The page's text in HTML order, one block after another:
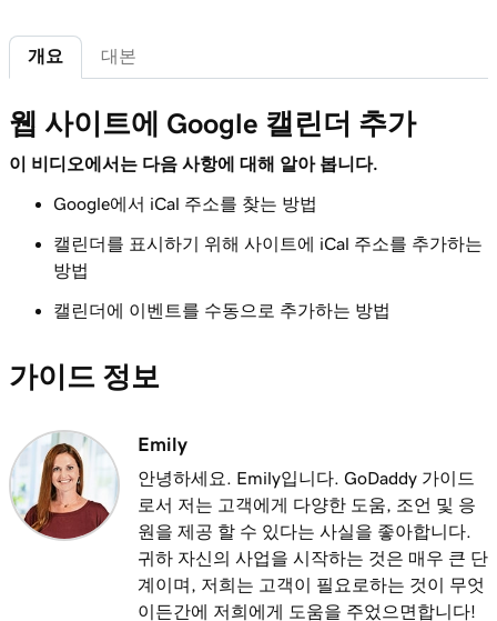
레슨 6(총 21)
내 웹 사이트 + 마케팅 사이트에 파비콘 추가
레슨 7(총 21)
다운로드 가능한 파일 추가
웹 사이트에 블로그 추가
레슨 9(총 21)
웹 사이트에 Google 캘린더 추가
내 웹 사이트에서 내 Outlook 캘린더 공유
레슨 12(총 21)
내 웹 사이트 + 마케팅 사이트에 메뉴 추가
3m 1s
레슨 13(총 21)
음식점 예약 추가
1m 24s
개요 대본
웹 사이트에 Google 캘린더 추가
이 비디오에서는 다음 사항에 대해 알아 봅니다.
Google에서 iCal 주소를 찾는 방법
캘린더를 표시하기 위해 사이트에 iCal 주소를 추가하는
방법
캘린더에 이벤트를 수동으로 추가하는 방법
가이드 정보
Emily
안녕하세요. Emily입니다. GoDaddy 가이드
로서 저는 고객에게 다양한 도움, 조언 및 응
원을 제공 할 수 있다는 사실을 좋아합니다.
귀하 자신의 사업을 시작하는 것은 매우 큰 단
계이며, 저희는 고객이 필요로하는 것이 무엇
이든간에 저희에게 도움을 주었으면합니다!